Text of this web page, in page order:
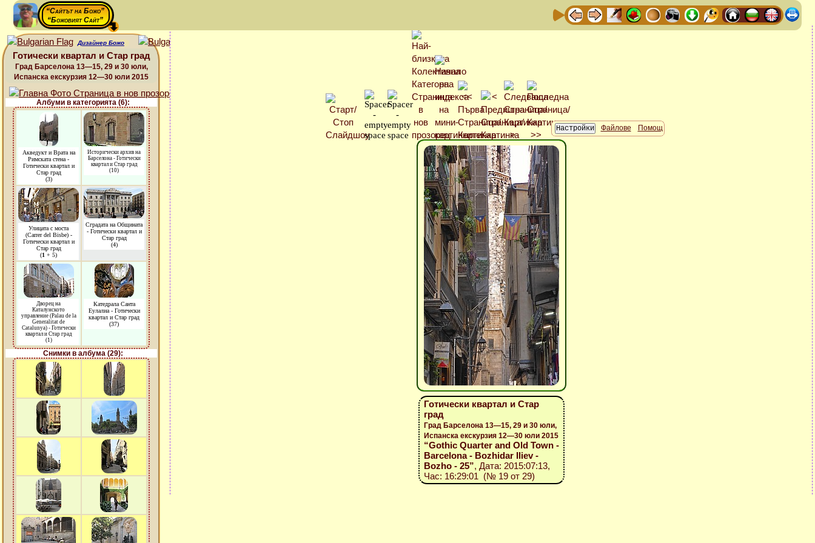
“Сайтът на Божо”
“Божовият Сайт”
Дизайнер Божо
Готически квартал и Стар град
Град Барселона 13—15, 29 и 30 юли,
Испанска екскурзия 12—30 юли 2015
Албуми в категорията (6):
Акведукт и Врата на
Римската стена -
Готически квартал и
Стар град
(3)
Исторически архив на
Барселона - Готически
квартал и Стар град
(10)
Улицата с моста
(Carrer del Bisbe) -
Готически квартал и
Стар град
(1 + 5)
Сградата на Общината
- Готически квартал и
Стар град
(4)
Дворец на
Каталунското
управление (Palau de la
Generalitat de
Catalunya) - Готически
квартал и Стар град
(1)
Катедрала Санта
Еулалиа - Готически
квартал и Стар град
(37)
Снимки в албума (29):
Файлове Помощ
Готически квартал и Стар
град
Град Барселона 13—15, 29 и 30 юли,
Испанска екскурзия 12—30 юли 2015
“Gothic Quarter and Old Town -
Barcelona - Bozhidar Iliev -
Bozho - 25”, Дата: 2015:07:13,
Час: 16:29:01 (№ 19 от 29)